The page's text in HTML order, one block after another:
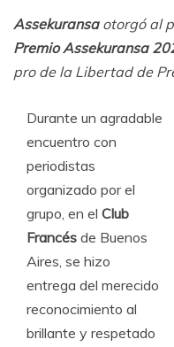
Assekuransaotorgó al
Premio Assekuransa
pro de la Libertad de
Durante un agradable
encuentro con
periodistas
organizado por el
grupo, en el Club
Francés de Buenos
Aires, se hizo
entrega del merecido
reconocimiento al
brillante y respetado